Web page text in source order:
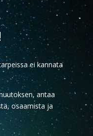
ei kannata
antaa
osaamista ja